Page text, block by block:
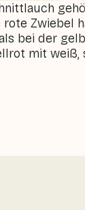
rote Zwiebel
bei der
mit